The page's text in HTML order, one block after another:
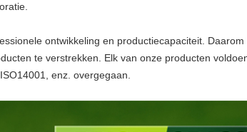
ontwikkeling en productiecapaciteit.
te verstrekken. Elk van onze producten
enz. overgegaan.